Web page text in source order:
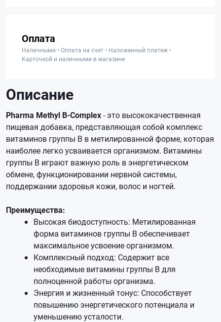
Оплата
Наличными • Оплата на счет • Наложенный платеж •
Карточкой и наличными в магазине
Описание
Pharma Methyl B-Complex- это высококачественная
пищевая добавка, представляющая собой комплекс
витаминов группы B в метилированной форме, которая
наиболее легко усваивается организмом. Витамины
группы B играют важную роль в энергетическом
обмене, функционировании нервной системы,
поддержании здоровья кожи, волос и ногтей.
Преимущества:
Высокая биодоступность: Метилированная
форма витаминов группы B обеспечивает
максимальное усвоение организмом.
Комплексный подход: Содержит все
необходимые витамины группы B для
полноценной работы организма.
Энергия и жизненный тонус: Способствует
повышению энергетического потенциала и
уменьшению усталости.